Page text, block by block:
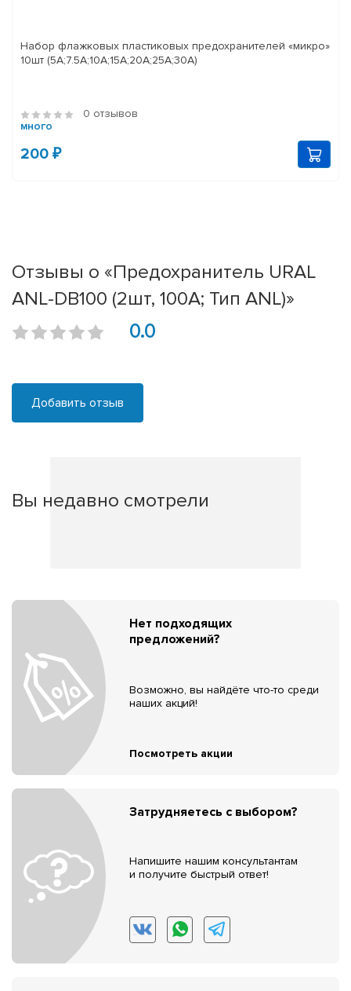
Набор флажковых пластиковых предохранителей «микро»
10шт (5А;7.5А;10А;15А;20А;25А;30А)
0 отзывов
много
200 ₽
Отзывы о «Предохранитель URAL
ANL-DB100 (2шт, 100А; Тип ANL)»
0.0
Добавить отзыв
Вы недавно смотрели
Нет подходящих
предложений?
Возможно, вы найдёте что-то среди
наших акций!
Посмотреть акции
Затрудняетесь с выбором?
Напишите нашим консультантам
и получите быстрый ответ!